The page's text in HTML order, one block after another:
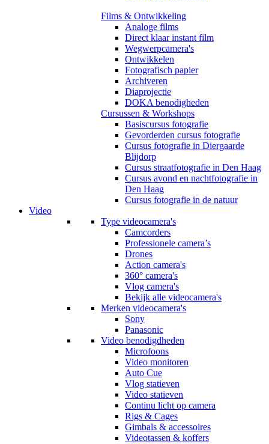
Films & Ontwikkeling
Analoge films
Direct klaar instant film
Wegwerpcamera's
Ontwikkelen
Fotografisch papier
Archiveren
Diaprojectie
DOKA benodigheden
Cursussen & Workshops
Basiscursus fotografie
Gevorderden cursus fotografie
Cursus fotografie in Diergaarde
Blijdorp
Cursus straatfotografie in Den Haag
Cursus avond en nachtfotografie in
Den Haag
Cursus fotografie in de natuur
Video
Type videocamera's
Camcorders
Professionele camera’s
Drones
Action camera's
360° camera's
Vlog camera's
Bekijk alle videocamera's
Merken videocamera's
Sony
Panasonic
Video benodigdheden
Microfoons
Video monitoren
Auto Cue
Vlog statieven
Video statieven
Continu licht op camera
Rigs & Cages
Gimbals & accessoires
Videotassen & koffers